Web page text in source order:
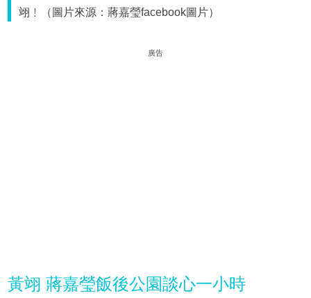
翊﹗（圖片來源：蔣嘉瑩facebook圖片）
廣告
黃翊 蔣嘉瑩飯後公園談心一小時